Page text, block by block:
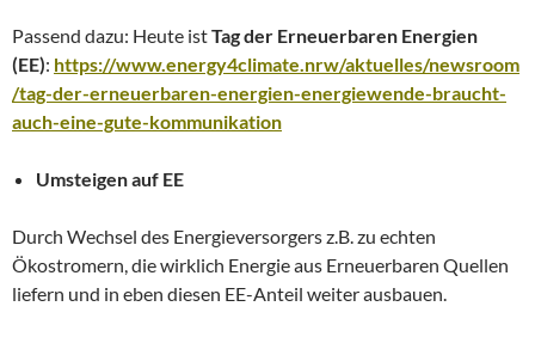
Passend dazu: Heute istTag der Erneuerbaren Energien
(EE): https://www.energy4climate.nrw/aktuelles/newsroom
/tag-der-erneuerbaren-energien-energiewende-braucht-
auch-eine-gute-kommunikation
Umsteigen auf EE
Durch Wechsel des Energieversorgers z.B. zu echten
Ökostromern, die wirklich Energie aus Erneuerbaren Quellen
liefern und in eben diesen EE-Anteil weiter ausbauen.